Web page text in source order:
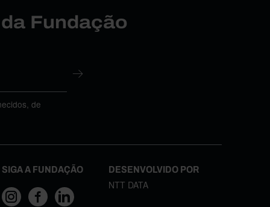
Fundação
de
SIGA A FUNDAÇÃO DESENVOLVIDO POR
NTT DATA